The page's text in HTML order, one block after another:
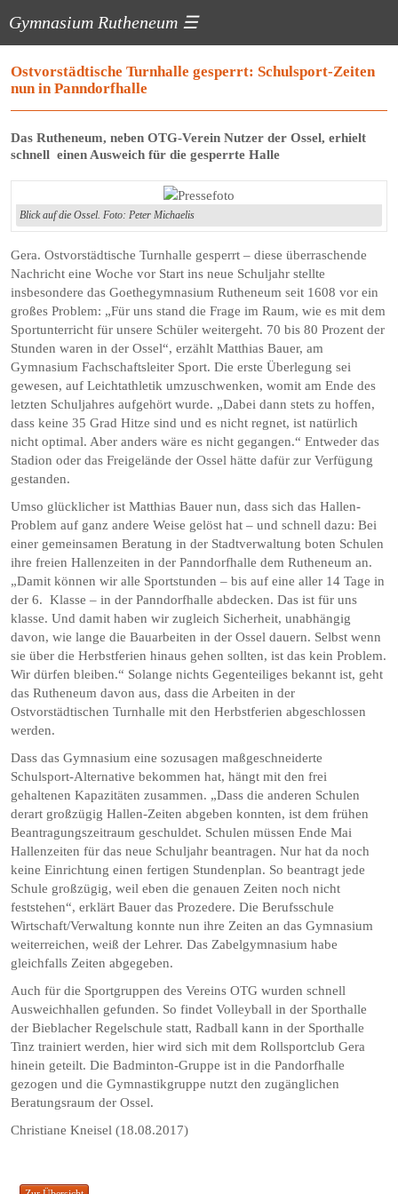
Gymnasium Rutheneum ☰
Ostvorstädtische Turnhalle gesperrt: Schulsport-Zeiten
nun in Panndorfhalle
Das Rutheneum, neben OTG-Verein Nutzer der Ossel, erhielt
schnell ­ ­­einen­­ Ausweich für die gesperrte Halle
Blick auf die Ossel. Foto: Peter Michaelis
Gera. Ostvorstädtische Turnhalle gesperrt – diese überraschende
Nachricht eine Woche vor Start ins neue Schuljahr stellte
insbesondere das Goethegymnasium Rutheneum seit 1608 vor ein
großes Problem: „Für uns stand die Frage im Raum, wie es mit dem
Sportunterricht für unsere Schüler weitergeht. 70 bis 80 Prozent der
Stunden waren in der Ossel“, erzählt Matthias Bauer, am
Gymnasium Fachschaftsleiter Sport. Die erste Überlegung sei
gewesen, auf Leichtathletik umzuschwenken, womit am Ende des
letzten Schuljahres aufgehört wurde. „Dabei dann stets zu hoffen,
dass keine 35 Grad Hitze sind und es nicht regnet, ist natürlich
nicht optimal. Aber anders wäre es nicht gegangen.“ Entweder das
Stadion oder das Freigelände der Ossel hätte dafür zur Verfügung
gestanden.
Umso glücklicher ist Matthias Bauer nun, dass sich das Hallen-
Problem auf ganz andere Weise gelöst hat – und schnell dazu: Bei
einer gemeinsamen Beratung in der Stadtverwaltung boten Schulen
ihre freien Hallenzeiten in der Panndorfhalle dem Rutheneum an.
„Damit können wir alle Sportstunden – bis auf eine aller 14 Tage in
der 6. Klasse – in der Panndorfhalle abdecken. Das ist für uns
klasse. Und damit haben wir zugleich Sicherheit, unabhängig
davon, wie lange die Bauarbeiten in der Ossel dauern. Selbst wenn
sie über die Herbstferien hinaus gehen sollten, ist das kein Problem.
Wir dürfen bleiben.“ Solange nichts Gegenteiliges bekannt ist, geht
das Rutheneum davon aus, dass die Arbeiten in der
Ostvorstädtischen Turnhalle mit den Herbstferien abgeschlossen
werden.
Dass das Gymnasium eine sozusagen maßgeschneiderte
Schulsport-Alternative bekommen hat, hängt mit den frei
gehaltenen Kapazitäten zusammen. „Dass die anderen Schulen
derart großzügig Hallen-Zeiten abgeben konnten, ist dem frühen
Beantragungszeitraum geschuldet. Schulen müssen Ende Mai
Hallenzeiten für das neue Schuljahr beantragen. Nur hat da noch
keine Einrichtung einen fertigen Stundenplan. So beantragt jede
Schule großzügig, weil eben die genauen Zeiten noch nicht
feststehen“, erklärt Bauer das Prozedere. Die Berufsschule
Wirtschaft/Verwaltung konnte nun ihre Zeiten an das Gymnasium
weiterreichen, weiß der Lehrer. Das Zabelgymnasium habe
gleichfalls Zeiten abgegeben.
Auch für die Sportgruppen des Vereins OTG wurden schnell
Ausweichhallen gefunden. So findet Volleyball in der Sporthalle
der Bieblacher Regelschule statt, Radball kann in der Sporthalle
Tinz trainiert werden, hier wird sich mit dem Rollsportclub Gera
hinein geteilt. Die Badminton-Gruppe ist in die Pandorfhalle
gezogen und die Gymnastikgruppe nutzt den zugänglichen
Beratungsraum der Ossel.
Christiane Kneisel (18.08.2017)